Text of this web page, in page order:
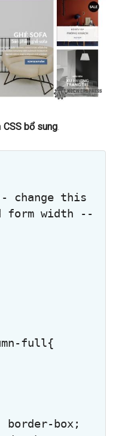
CSS bổ sung
change this
form width --
full{
box;